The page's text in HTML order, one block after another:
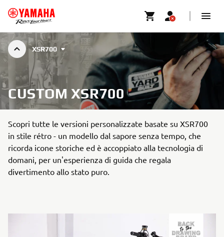
XSR700
CUSTOM XSR700
Scopri tutte le versioni personalizzate basate su XSR700
in stile rétro - un modello dal sapore senza tempo, che
ricorda icone storiche ed è accoppiato alla tecnologia di
domani, per un'esperienza di guida che regala
divertimento allo stato puro.